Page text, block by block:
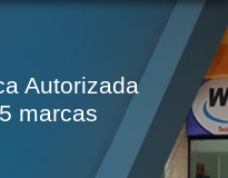
Autorizada
marcas